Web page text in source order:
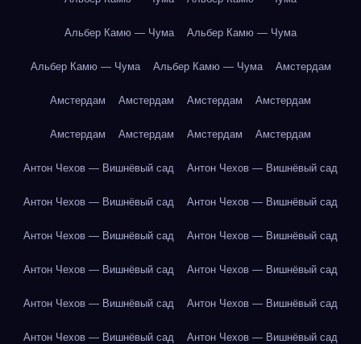
Альбер Камю — Чума Альбер Камю — Чума
Альбер Камю — Чума Альбер Камю — Чума Амстердам
Амстердам Амстердам Амстердам Амстердам
Амстердам Амстердам Амстердам Амстердам
Антон Чехов — Вишнёвый сад Антон Чехов — Вишнёвый сад
Антон Чехов — Вишнёвый сад Антон Чехов — Вишнёвый сад
Антон Чехов — Вишнёвый сад Антон Чехов — Вишнёвый сад
Антон Чехов — Вишнёвый сад Антон Чехов — Вишнёвый сад
Антон Чехов — Вишнёвый сад Антон Чехов — Вишнёвый сад
Антон Чехов — Вишнёвый сад Антон Чехов — Вишнёвый сад